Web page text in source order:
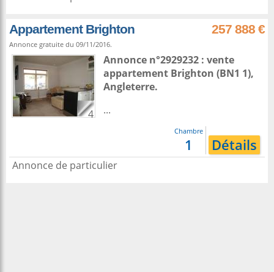
Appartement Brighton 257 888 €
Annonce gratuite du 09/11/2016.
4
Annonce n°2929232 : vente
appartement Brighton (BN1 1),
Angleterre.
...
Chambre
1 Détails
Annonce de particulier